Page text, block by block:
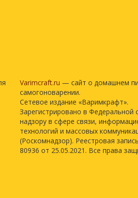
Varimcraft.ru — сайт о домашнем
самогоноварении.
Сетевое издание «Варимкрафт».
Зарегистрировано в Федеральной
надзору в сфере связи,
технологий и массовых
(Роскомнадзор). Реестровая
80936 от 25.05.2021. Все права